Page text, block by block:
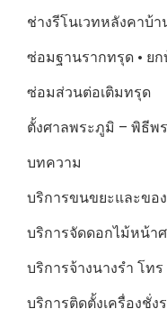
ช่างรีโนเวทหลังคาบ้
ซ่อมฐานรากทรุด • ย
ซ่อมส่วนต่อเติมทรุด
ตั้งศาลพระภูมิ – พิธีพ
บทความ
บริการขนขยะและขอ
บริการจัดดอกไม้หน้า
บริการจ้างนางรำ โท
บริการติดตั้งเครื่องชั่ง